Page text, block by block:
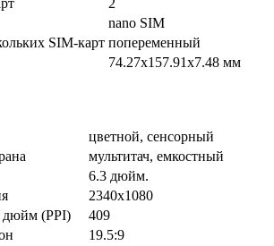
nano SIM
SIM-карт попеременный
74.27x157.91x7.48 мм
цветной, сенсорный
мультитач, емкостный
6.3 дюйм.
2340x1080
дюйм (PPI)
409
19.5:9